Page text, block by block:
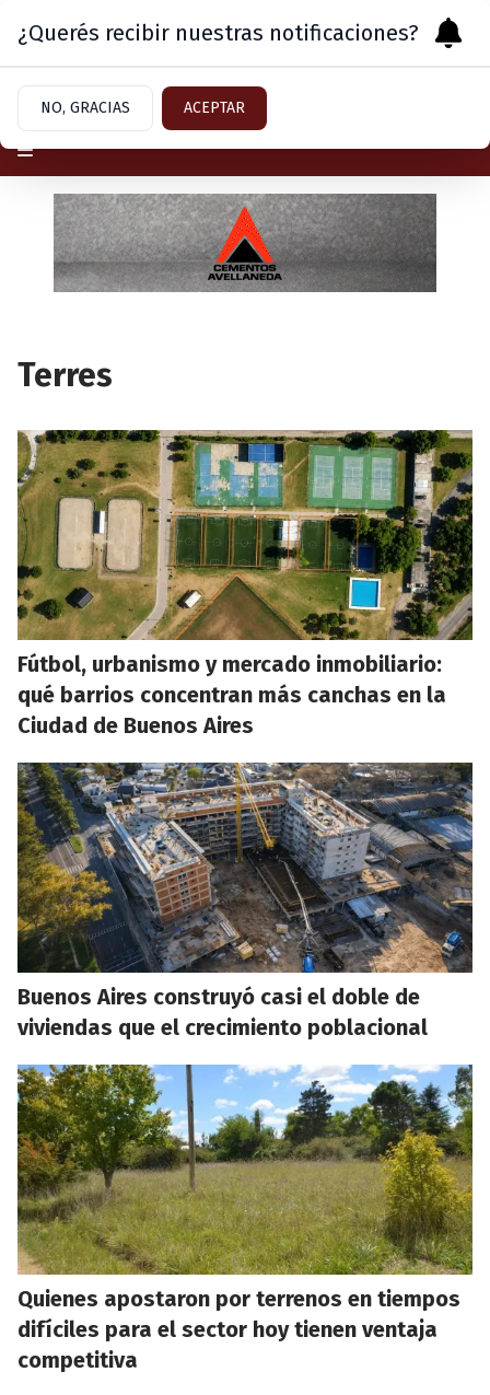
Sábado 8 de Agosto
Terres
Fútbol, urbanismo y mercado inmobiliario:
qué barrios concentran más canchas en la
Ciudad de Buenos Aires
Buenos Aires construyó casi el doble de
viviendas que el crecimiento poblacional
Quienes apostaron por terrenos en tiempos
difíciles para el sector hoy tienen ventaja
competitiva
¿Querés recibir nuestras notificaciones?
NO, GRACIAS ACEPTAR